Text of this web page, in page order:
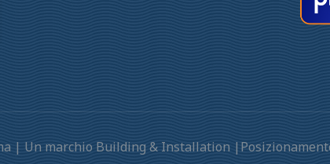
| Un marchio Building & Installation